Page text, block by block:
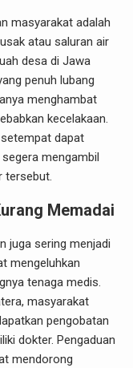
masyarakat adalah
atau saluran air
desa di Jawa
penuh lubang
menghambat
kecelakaan.
dapat
mengambil
tersebut.
Memadai
juga sering menjadi
mengeluhkan
tenaga medis.
masyarakat
pengobatan
dokter. Pengaduan
mendorong